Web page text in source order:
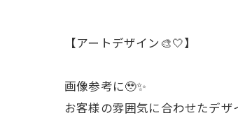
【アートデザイン🎨‎🤍】
画像参考に🥹✨
お客様の雰囲気に合わせたデザ